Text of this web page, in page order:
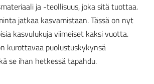
ja -teollisuus, joka sitä tuottaa.
jatkaa kasvamistaan. Tässä on nyt
kasvulukuja viimeiset kaksi vuotta.
kurottavaa puolustuskykynsä
se ihan hetkessä tapahdu.